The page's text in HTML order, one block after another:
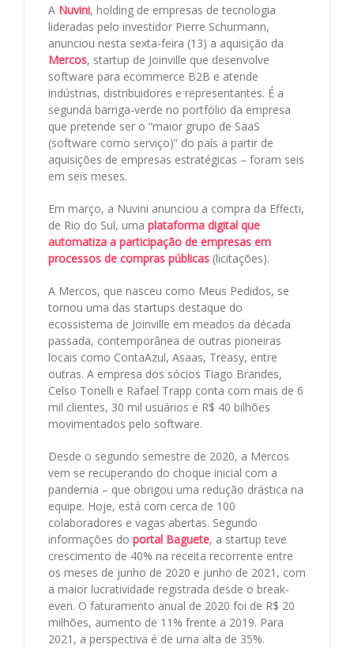
A Nuvini, holding de empresas de tecnologia
lideradas pelo investidor Pierre Schurmann,
anunciou nesta sexta-feira (13) a aquisição da
Mercos, startup de Joinville que desenvolve
software para ecommerce B2B e atende
indústrias, distribuidores e representantes. É a
segunda barriga-verde no portfólio da empresa
que pretende ser o “maior grupo de SaaS
(software como serviço)” do país a partir de
aquisições de empresas estratégicas – foram seis
em seis meses.
Em março, a Nuvini anunciou a compra da Effecti,
de Rio do Sul, uma plataforma digital que
automatiza a participação de empresas em
processos de compras públicas (licitações).
A Mercos, que nasceu como Meus Pedidos, se
tornou uma das startups destaque do
ecossistema de Joinville em meados da década
passada, contemporânea de outras pioneiras
locais como ContaAzul, Asaas, Treasy, entre
outras. A empresa dos sócios Tiago Brandes,
Celso Tonelli e Rafael Trapp conta com mais de 6
mil clientes, 30 mil usuários e R$ 40 bilhões
movimentados pelo software.
Desde o segundo semestre de 2020, a Mercos
vem se recuperando do choque inicial com a
pandemia – que obrigou uma redução drástica na
equipe. Hoje, está com cerca de 100
colaboradores e vagas abertas. Segundo
informações do portal Baguete, a startup teve
crescimento de 40% na receita recorrente entre
os meses de junho de 2020 e junho de 2021, com
a maior lucratividade registrada desde o break-
even. O faturamento anual de 2020 foi de R$ 20
milhões, aumento de 11% frente a 2019. Para
2021, a perspectiva é de uma alta de 35%.